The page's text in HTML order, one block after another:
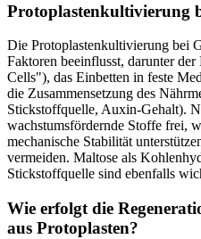
Protoplastenkultivierung
Die Protoplastenkultivierung bei
Faktoren beeinflusst, darunter
Cells"), das Einbetten in feste
die Zusammensetzung des
Stickstoffquelle, Auxin-Gehalt).
wachstumsfördernde Stoffe frei,
mechanische Stabilität
vermeiden. Maltose als
Stickstoffquelle sind ebenfalls
Wie erfolgt die
aus Protoplasten?